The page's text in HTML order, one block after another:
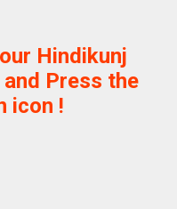
Hindikunj
Press the
icon !